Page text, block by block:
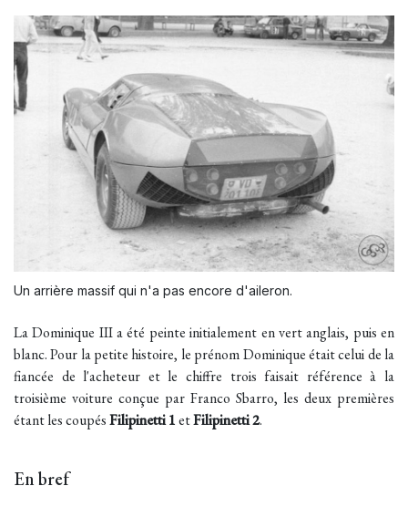
Un arrière massif qui n'a pas encore d'aileron.
La Dominique III a été peinte initialement en vert anglais, puis en
blanc. Pour la petite histoire, le prénom Dominique était celui de la
fiancée de l'acheteur et le chiffre trois faisait référence à la
troisième voiture conçue par Franco Sbarro, les deux premières
étant les coupésFilipinetti 1etFilipinetti 2.
En bref